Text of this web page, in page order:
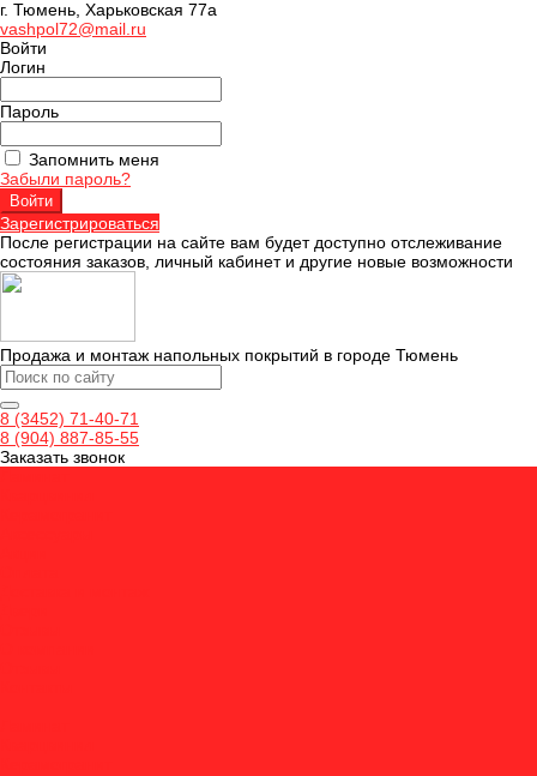
г. Тюмень, Харьковская 77а
vashpol72@mail.ru
Войти
Логин
Пароль
Запомнить меня
Забыли пароль?
Зарегистрироваться
После регистрации на сайте вам будет доступно отслеживание
состояния заказов, личный кабинет и другие новые возможности
Продажа и монтаж напольных покрытий в городе Тюмень
8 (3452) 71-40-71
8 (904) 887-85-55
Заказать звонок